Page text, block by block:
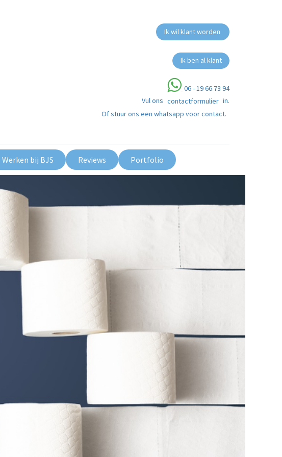
Ik wil klant worden
Ik ben al klant
06 - 19 66 73 94
Vul ons contactformulier in.
Of stuur ons een whatsapp voor contact.
Werken bij BJS Reviews Portfolio